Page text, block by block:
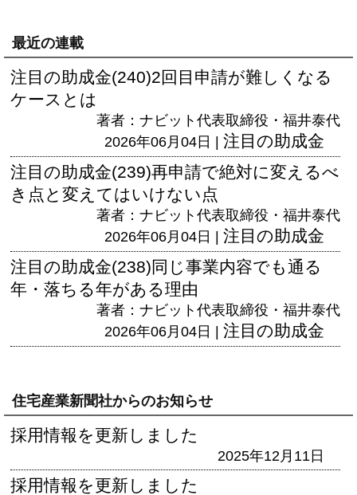
最近の連載
注目の助成金(240)2回目申請が難しくなる
ケースとは
著者：ナビット代表取締役・福井泰代
2026年06月04日 | 注目の助成金
注目の助成金(239)再申請で絶対に変えるべ
き点と変えてはいけない点
著者：ナビット代表取締役・福井泰代
2026年06月04日 | 注目の助成金
注目の助成金(238)同じ事業内容でも通る
年・落ちる年がある理由
著者：ナビット代表取締役・福井泰代
2026年06月04日 | 注目の助成金
住宅産業新聞社からのお知らせ
採用情報を更新しました
2025年12月11日
採用情報を更新しました